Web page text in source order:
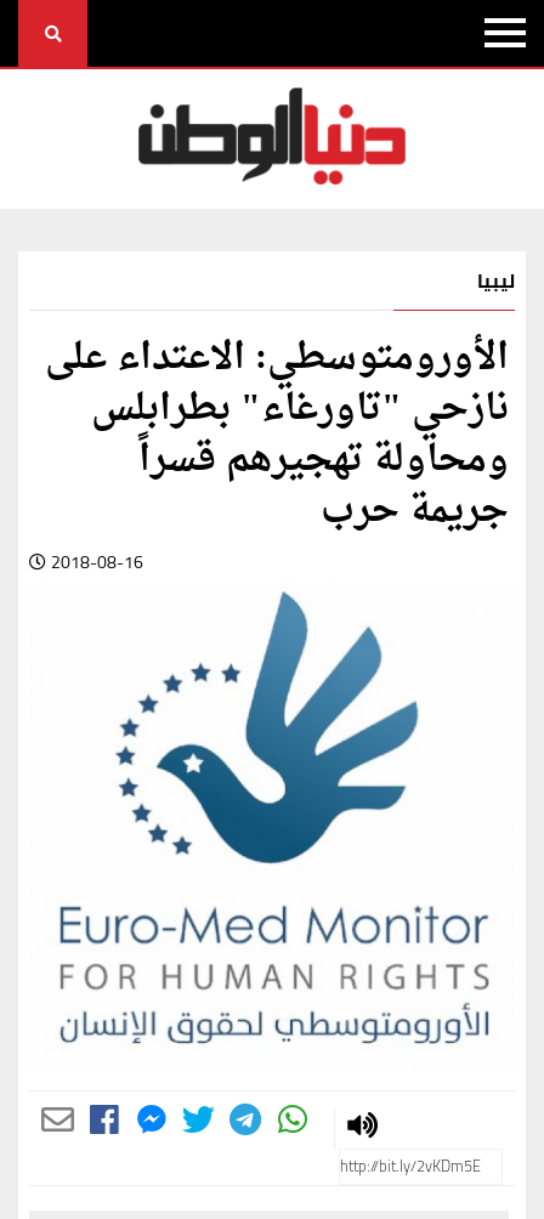
ليبيا
الأورومتوسطي: الاعتداء على
نازحي "تاورغاء" بطرابلس
ومحاولة تهجيرهم قسراً
جريمة حرب
2018-08-16